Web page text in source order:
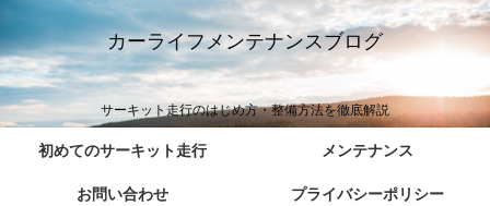
カーライフメンテナンスブログ
サーキット走行のはじめ方・整備方法を徹底解説
初めてのサーキット走行
メンテナンス
お問い合わせ
プライバシーポリシー